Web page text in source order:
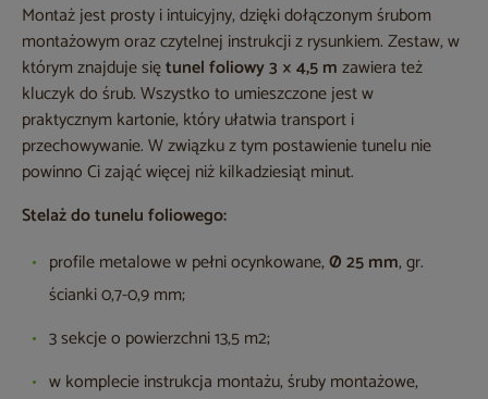
Montaż jest prosty i intuicyjny, dzięki dołączonym śrubom
montażowym oraz czytelnej instrukcji z rysunkiem. Zestaw, w
którym znajduje siętunel foliowy 3 × 4,5 mzawiera też
kluczyk do śrub. Wszystko to umieszczone jest w
praktycznym kartonie, który ułatwia transport i
przechowywanie. W związku z tym postawienie tunelu nie
powinno Ci zająć więcej niż kilkadziesiąt minut.
Stelaż do tunelu foliowego:
profile metalowe w pełni ocynkowane,Ø 25 mm, gr.
ścianki 0,7-0,9 mm;
3 sekcje o powierzchni 13,5 m2;
w komplecie instrukcja montażu, śruby montażowe,